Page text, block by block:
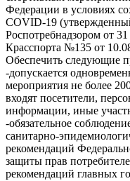
Федерации в условиях
COVID-19
Роспотребнадзором от
Красспорта №135 от
Обеспечить следующие
-допускается
мероприятия не более
входят посетители,
информации, иные
-обязательное
санитарно-
рекомендаций
защиты прав
рекомендаций главных